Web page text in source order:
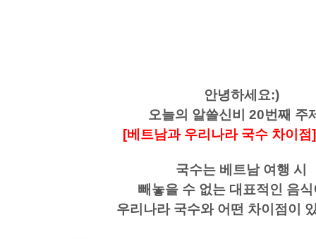
안녕하세요:)
오늘의 알쓸신비 20번째 주
[베트남과 우리나라 국수 차이점]
국수는 베트남 여행 시
빼놓을 수 없는 대표적인 음
우리나라 국수와 어떤 차이점이